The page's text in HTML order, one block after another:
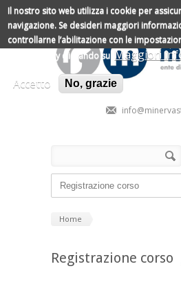
Il nostro sito web utilizza i cookie per
navigazione. Se desideri maggiori
controllarne l’abilitazione con le
Cookie Policy cliccando su Maggiori
Accetto
No, grazie
Salta al contenuto principale
Home
Registrazione corso